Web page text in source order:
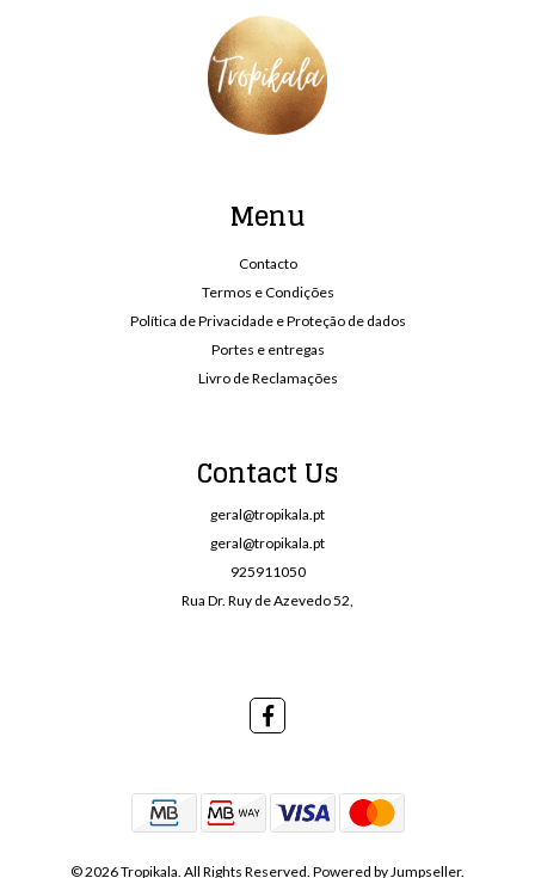
Menu
Contacto
Termos e Condições
Política de Privacidade e Proteção de dados
Portes e entregas
Livro de Reclamações
Contact Us
geral@tropikala.pt
geral@tropikala.pt
925911050
Rua Dr. Ruy de Azevedo 52,
© 2026 Tropikala. All Rights Reserved. Powered by Jumpseller.